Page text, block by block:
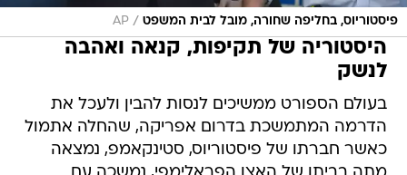
פיסטוריוס, בחליפה שחורה, מובל לבית המשפט /
AP
היסטוריה של תקיפות, קנאה ואהבה
לנשק
בעולם הספורט ממשיכים לנסות להבין ולעכל את
הדרמה המתמשכת בדרום אפריקה, שהחלה אתמול
כאשר חברתו של פיסטוריוס, סטינקאמפ, נמצאה